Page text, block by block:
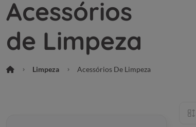
Acessórios
de Limpeza
Limpeza Acessórios De Limpeza